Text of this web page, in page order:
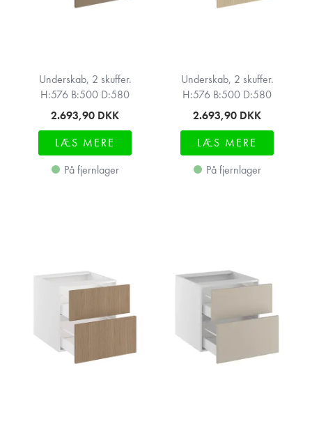
Underskab, 2 skuffer.
H:576 B:500 D:580
2.693,90 DKK
LÆS MERE
På fjernlager
Underskab, 2 skuffer.
H:576 B:500 D:580
2.693,90 DKK
LÆS MERE
På fjernlager